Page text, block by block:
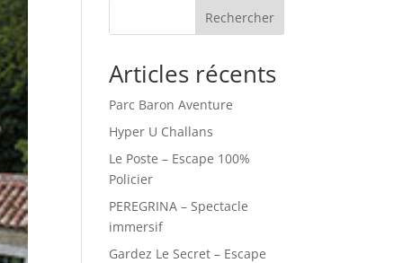
Rechercher
Articles récents
Parc Baron Aventure
Hyper U Challans
Le Poste – Escape 100%
Policier
PEREGRINA – Spectacle
immersif
Gardez Le Secret – Escape